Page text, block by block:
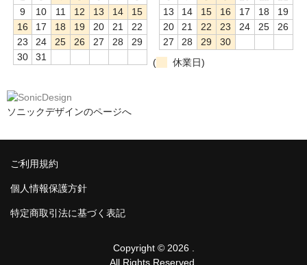
9
10 11 12 13 14
15
16
17 18 19 20 21
22
23
24 25 26 27 28
29
30
31
13
14 15 16 17 18
19
20
21 22 23 24 25
26
27
28 29
30
(
休業日)
ソニックデザインのページへ
ご利用規約
個人情報保護方針
特定商取引法に基づく表記
Copyright © 2026 .
All Rights Reserved.